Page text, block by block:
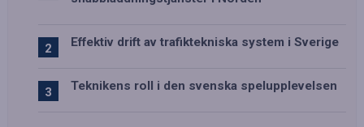
Effektiv drift av trafiktekniska system i Sverige
Teknikens roll i den svenska spelupplevelsen